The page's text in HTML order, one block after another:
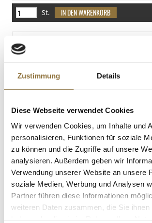
Zustimmung Details
Diese Webseite verwendet Cookies
Wir verwenden Cookies, um Inhalte und
personalisieren, Funktionen für soziale
zu können und die Zugriffe auf unsere
analysieren. Außerdem geben wir
Verwendung unserer Website an unsere
soziale Medien, Werbung und Analysen
Partner führen diese Informationen
weiteren Daten zusammen, die Sie ihnen
Salz
St.
Kartoffelchips m.
Art.Nr.:42715
€ 52,22 / kg
St.
Roh-Marzipan g.g.A., MO
Mittelmeermandeln,
Art.Nr.:30292